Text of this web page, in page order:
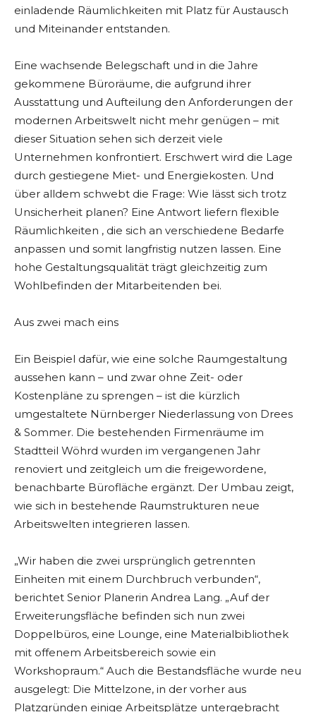
einladende Räumlichkeiten mit Platz für Austausch
und Miteinander entstanden.
Eine wachsende Belegschaft und in die Jahre
gekommene Büroräume, die aufgrund ihrer
Ausstattung und Aufteilung den Anforderungen der
modernen Arbeitswelt nicht mehr genügen – mit
dieser Situation sehen sich derzeit viele
Unternehmen konfrontiert. Erschwert wird die Lage
durch gestiegene Miet- und Energiekosten. Und
über alldem schwebt die Frage: Wie lässt sich trotz
Unsicherheit planen? Eine Antwort liefern flexible
Räumlichkeiten , die sich an verschiedene Bedarfe
anpassen und somit langfristig nutzen lassen. Eine
hohe Gestaltungsqualität trägt gleichzeitig zum
Wohlbefinden der Mitarbeitenden bei.
Aus zwei mach eins
Ein Beispiel dafür, wie eine solche Raumgestaltung
aussehen kann – und zwar ohne Zeit- oder
Kostenpläne zu sprengen – ist die kürzlich
umgestaltete Nürnberger Niederlassung von Drees
& Sommer. Die bestehenden Firmenräume im
Stadtteil Wöhrd wurden im vergangenen Jahr
renoviert und zeitgleich um die freigewordene,
benachbarte Bürofläche ergänzt. Der Umbau zeigt,
wie sich in bestehende Raumstrukturen neue
Arbeitswelten integrieren lassen.
„Wir haben die zwei ursprünglich getrennten
Einheiten mit einem Durchbruch verbunden“,
berichtet Senior Planerin Andrea Lang. „Auf der
Erweiterungsfläche befinden sich nun zwei
Doppelbüros, eine Lounge, eine Materialbibliothek
mit offenem Arbeitsbereich sowie ein
Workshopraum.“ Auch die Bestandsfläche wurde neu
ausgelegt: Die Mittelzone, in der vorher aus
Platzgründen einige Arbeitsplätze untergebracht